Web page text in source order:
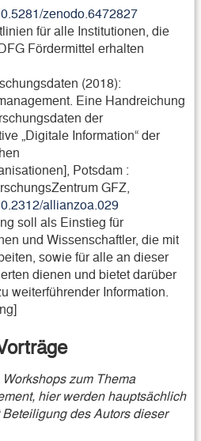
zenodo.6472827
für alle Institutionen, die
Fördermittel erhalten
(2018):
Eine Handreichung
der
„Digitale Information“ der
Potsdam :
GFZ,
allianzoa.029
soll als Einstieg für
und Wissenschaftler, die mit
sowie für alle an dieser
dienen und bietet darüber
weiterführender Information.
zum Thema
hier werden hauptsächlich
des Autors dieser